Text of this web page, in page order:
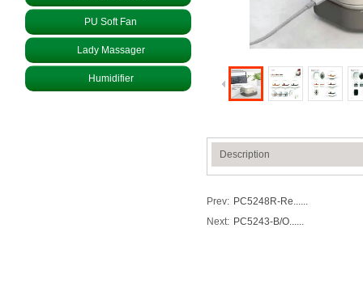
Description
Prev: PC5248R-Re......
Next: PC5243-B/O......
PU Soft Fan
Lady Massager
Humidifier